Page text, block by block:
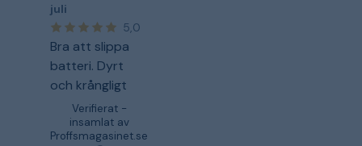
juli
5,0
Bra att slippa
batteri. Dyrt
och krångligt
Verifierat -
insamlat av
Proffsmagasinet.se